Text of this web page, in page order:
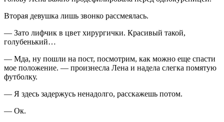
Вторая девушка лишь звонко рассмеялась.
— Зато лифчик в цвет хирургички. Красивый такой,
голубенький…
— Мда, ну пошли на пост, посмотрим, как можно еще спасти
мое положение. — произнесла Лена и надела слегка помятую
футболку.
— Я здесь задержусь ненадолго, расскажешь потом.
— Ок.